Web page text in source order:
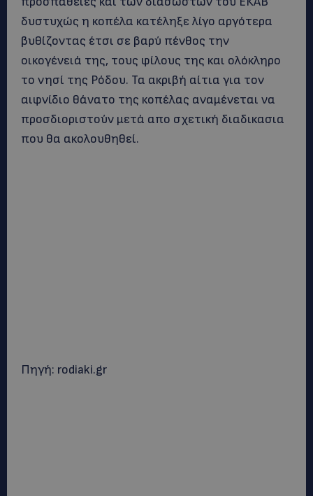
δυστυχώς η κοπέλα κατέληξε λίγο αργότερα
βυθίζοντας έτσι σε βαρύ πένθος την
οικογένειά της, τους φίλους της και ολόκληρο
το νησί της Ρόδου. Τα ακριβή αίτια για τον
αιφνίδιο θάνατο της κοπέλας αναμένεται να
προσδιοριστούν μετά απο σχετική διαδικασια
που θα ακολουθηθεί.
Πηγή: rodiaki.gr